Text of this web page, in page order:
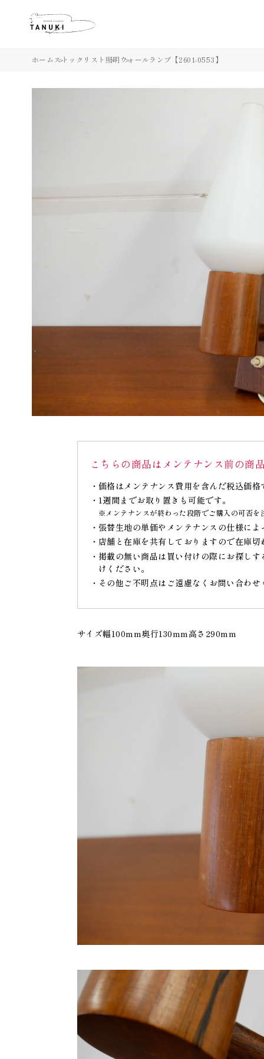
ホーム ストックリスト 照明 ウォールランプ【2601-0553】
こちらの商品はメンテナンス前の商
価格はメンテナンス費用を含んだ税込価格
1週間までお取り置きも可能です。
※メンテナンスが終わった段階でご購入の可否を
張替生地の単価やメンテナンスの仕様に
店舗と在庫を共有しておりますので在庫
掲載の無い商品は買い付けの際にお探し
けください。
その他ご不明点はご遠慮なくお問い合わせ
サイズ幅100mm奥行130mm高さ290mm